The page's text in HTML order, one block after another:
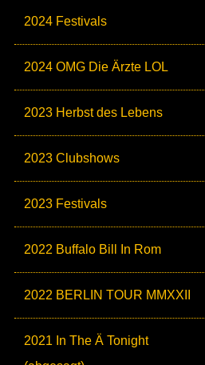
2024 Festivals
2024 OMG Die Ärzte LOL
2023 Herbst des Lebens
2023 Clubshows
2023 Festivals
2022 Buffalo Bill In Rom
2022 BERLIN TOUR MMXXII
2021 In The Ä Tonight